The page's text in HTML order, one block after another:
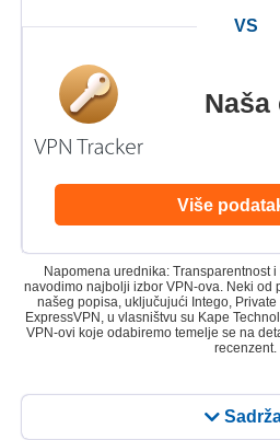
Naša
Više
Napomena urednika: Transparentnost
navodimo najbolji izbor VPN-ova. Neki od
našeg popisa, uključujući Intego, Private
ExpressVPN, u vlasništvu su Kape
VPN-ovi koje odabiremo temelje se na
recenzent.